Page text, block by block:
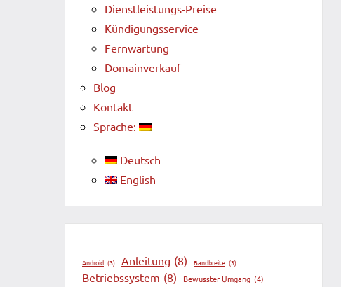
Dienstleistungs-Preise
Kündigungsservice
Fernwartung
Domainverkauf
Blog
Kontakt
Sprache:
Deutsch
English
Android (3) Anleitung (8) Bandbreite (3)
Betriebssystem (8) Bewusster Umgang (4)